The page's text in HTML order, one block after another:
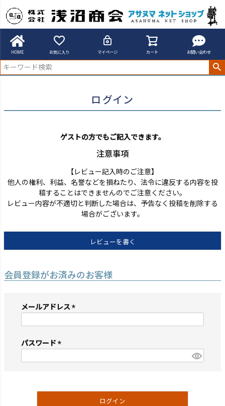
HOME お気に入り マイページ カート お問い合わせ
アサヌマネットショップ
ログイン
ゲストの方でもご記入できます。
注意事項
【レビュー記入時のご注意】
他人の権利、利益、名誉などを損ねたり、法令に違反する内容を投
稿することはできませんのでご注意ください。
レビュー内容が不適切と判断した場合は、予告なく投稿を削除する
場合がございます。
レビューを書く
会員登録がお済みのお客様
メールアドレス
須)
パスワード
須)
ログイン